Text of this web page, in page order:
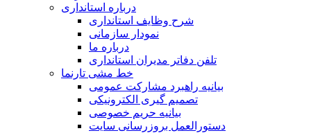
درباره استانداری
شرح وظایف استانداری
نمودار سازمانی
درباره ما
تلفن دفاتر مدیران استانداری
خط مشی تارنما
بیانیه راهبرد مشارکت عمومی
تصمیم گیری الکترونیکی
بیانیه حریم خصوصی
دستورالعمل بروزرسانی سایت